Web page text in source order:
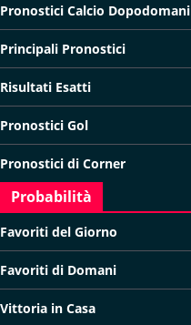
Pronostici Calcio Dopodomani
Principali Pronostici
Risultati Esatti
Pronostici Gol
Pronostici di Corner
Probabilità
Favoriti del Giorno
Favoriti di Domani
Vittoria in Casa